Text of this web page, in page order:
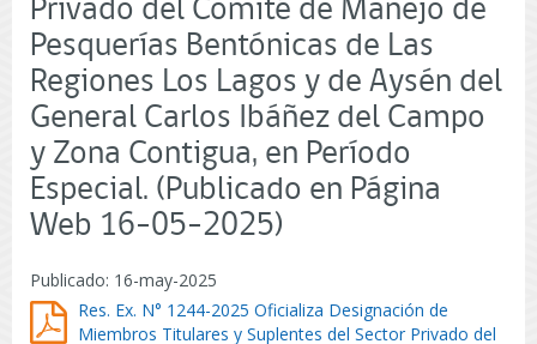
Privado del Comité de Manejo de
Pesquerías Bentónicas de Las
Regiones Los Lagos y de Aysén del
General Carlos Ibáñez del Campo
y Zona Contigua, en Período
Especial. (Publicado en Página
Web 16-05-2025)
Publicado: 16-may-2025
Res. Ex. N° 1244-2025 Oficializa Designación de
Miembros Titulares y Suplentes del Sector Privado del